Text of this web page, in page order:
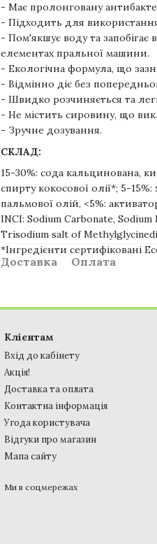
- Має пролонговану
- Підходить для
- Пом'якшує воду та запобігає
елементах пральної машини.
- Екологічна формула, що
- Відмінно діє без
- Швидко розчиняється та
- Не містить сировину, що
- Зручне дозування.
СКЛАД:
15-30%: сода кальцинована,
спирту кокосової олії*; 5-
пальмової олій, <5%:
INCI: Sodium Carbonate,
Trisodium salt of
*Інгредієнти сертифіковані
Доставка Оплата
Клієнтам
Вхід до кабінету
Акція!
Доставка та оплата
Контактна інформація
Угода користувача
Відгуки про магазин
Мапа сайту
Ми в соцмережах